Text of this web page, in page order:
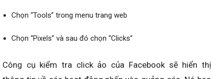
Chọn “Tools” trong menu trang web
Chọn “Pixels” và sau đó chọn “Clicks”
Công cụ kiểm tra click ảo của Facebook sẽ hiển thị